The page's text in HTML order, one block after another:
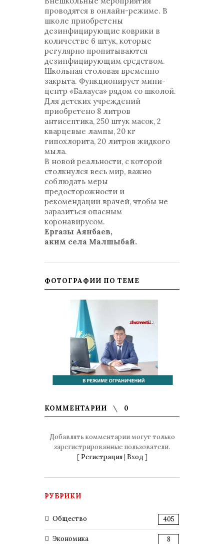
проводятся в онлайн-режиме. В
школе приобретены
дезинфицирующие коврики в
количестве 6 штук, которые
регулярно пропитываются
дезинфицирующим средством.
Школьная столовая временно
закрыта. Функционирует мини-
центр «Балауса» рядом со школой.
Для детских учреждений
приобретено 8 литров
антисептика, 250 штук масок, 2
кварцевые лампы, 20 кг
гипохлорита, 20 литров жидкого
мыла.
В новой реальности, с которой
столкнулся весь мир, важно
соблюдать меры
предосторожности и
рекомендации врачей, чтобы не
заразиться опасным
коронавирусом.
Ергазы Аянбаев,
аким села Малшыбай.
ФОТОГРАФИИ ПО ТЕМЕ
КОММЕНТАРИИ 0
Добавлять комментарии могут только
зарегистрированные пользователи.
[ Регистрация| Вход ]
РУБРИКИ
Общество 405
Экономика 8